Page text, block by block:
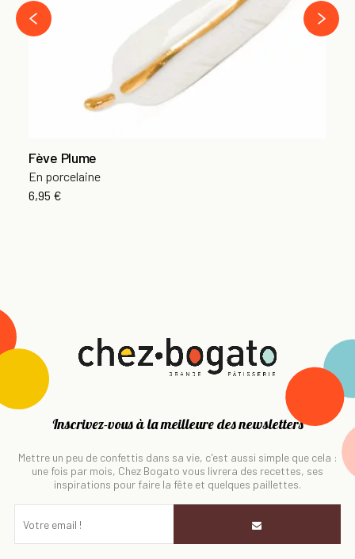
Fève Plume
En porcelaine
6,95 €
‹
›
Inscrivez-vous à la meilleure des newsletters
Mettre un peu de confettis dans sa vie, c'est aussi simple que cela :
une fois par mois, Chez Bogato vous livrera des recettes, ses
inspirations pour faire la fête et quelques paillettes.